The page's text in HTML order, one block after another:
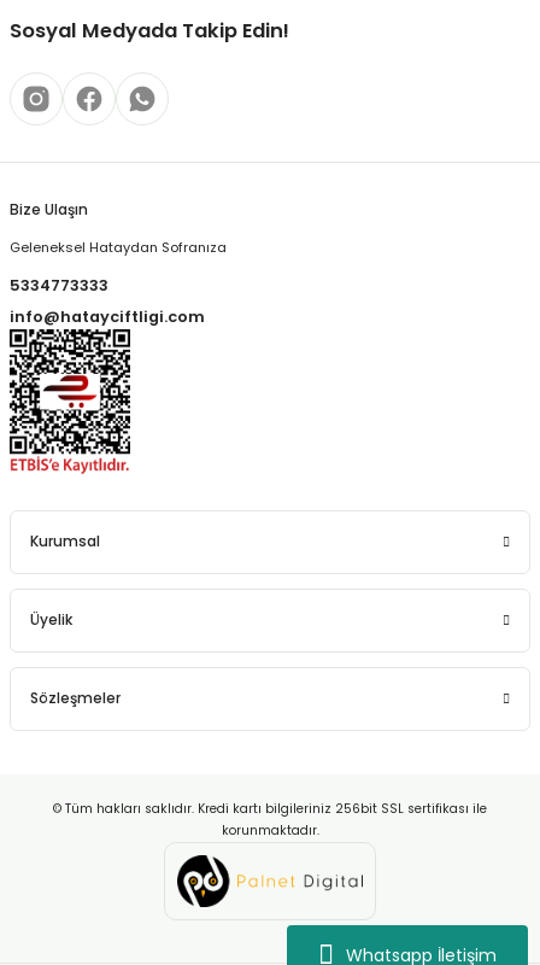
Whatsapp İletişim
Sosyal Medyada Takip Edin!
Bize Ulaşın
Geleneksel Hataydan Sofranıza
5334773333
info@hatayciftligi.com
Kurumsal
Üyelik
Sözleşmeler
© Tüm hakları saklıdır. Kredi kartı bilgileriniz 256bit SSL sertifikası ile
korunmaktadır.